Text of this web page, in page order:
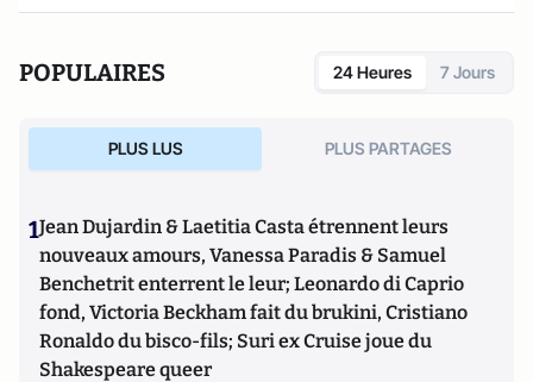
POPULAIRES 24 Heures 7 Jours
PLUS LUS PLUS PARTAGES
1Jean Dujardin & Laetitia Casta étrennent leurs
nouveaux amours, Vanessa Paradis & Samuel
Benchetrit enterrent le leur; Leonardo di Caprio
fond, Victoria Beckham fait du brukini, Cristiano
Ronaldo du bisco-fils; Suri ex Cruise joue du
Shakespeare queer